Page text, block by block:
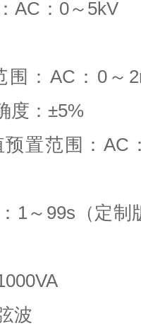
AC ： 0～
： AC ： 0～
度： ±5%
预置范围：AC
1～ 99s （定
波